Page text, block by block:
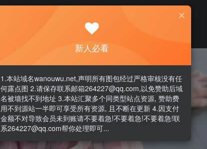
新人必看
1.本站域名wanouwu.net,声明所有图包经过严格审核没有任
何露点图 2.请保存联系邮箱264227@qq.com,以免赞助后域
名被墙找不到地址 3.本站汇聚多个同类型站点资源, 赞助费
用不到源站一半即可享受所有资源, 且不断在更新 4.因支付
金额不对导致会员未到账请不要着急!不要着急!不要着急!联
系264227@qq.com帮你处理即可...